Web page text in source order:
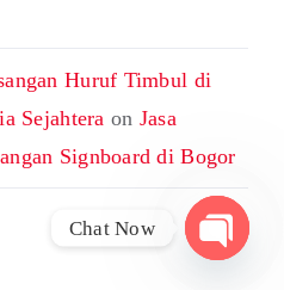
Huruf Timbul di
Sejahtera on Jasa
Signboard di Bogor
Chat Now